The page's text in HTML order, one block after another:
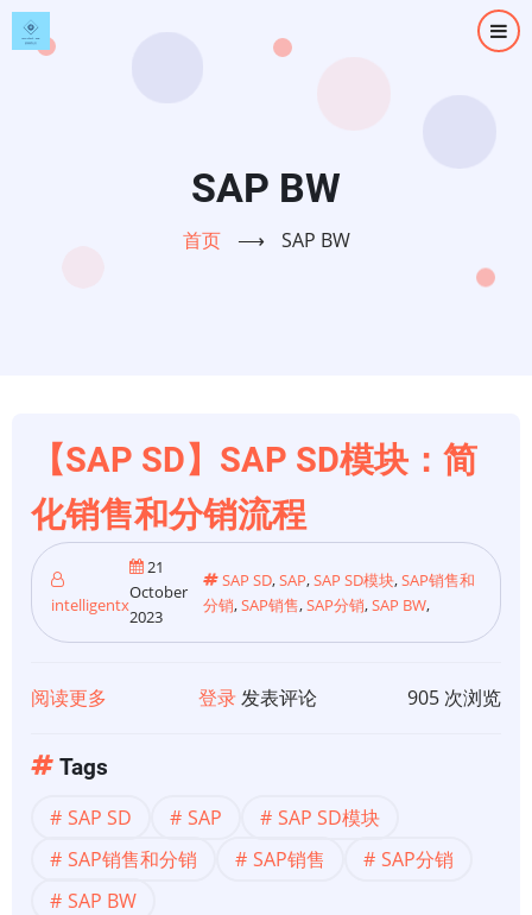
跳
转
SAP BW
首页 ⟶ SAP BW
【SAP SD】SAP SD模块：简
化销售和分销流程
intelligentx
21
October
2023
SAP SD,SAP,SAP SD模块,SAP销售和
分销,SAP销售,SAP分销,SAP BW,
阅读更多
SAP
SD
模
登录发表评论 905 次浏览
Tags
SAP SD SAP
SAP SD模块
SAP销售和分销
SAP销售
SAP分销
SAP BW